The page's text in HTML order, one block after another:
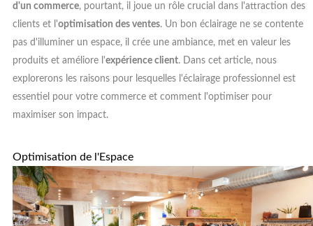
d'un commerce, pourtant, il joue un rôle crucial dans l'attraction des
clients et l'optimisation des ventes. Un bon éclairage ne se contente
pas d'illuminer un espace, il crée une ambiance, met en valeur les
produits et améliore l'expérience client. Dans cet article, nous
explorerons les raisons pour lesquelles l'éclairage professionnel est
essentiel pour votre commerce et comment l'optimiser pour
maximiser son impact.
Optimisation de l'Espace